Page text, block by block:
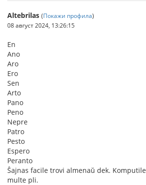
Altebrilas (Покажи профила)
08 август 2024, 13:26:15
En
Ano
Aro
Ero
Sen
Arto
Pano
Peno
Nepre
Patro
Pesto
Espero
Peranto
Ŝajnas facile trovi almenaŭ dek.
multe pli.